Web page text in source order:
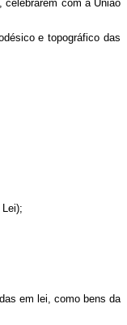
celebrarem com a União
e topográfico das
em lei, como bens da